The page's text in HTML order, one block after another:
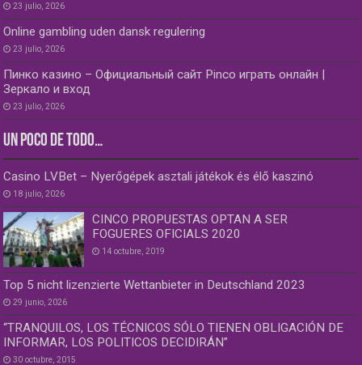
23 julio, 2026
Online gambling uden dansk regulering
23 julio, 2026
Пинко казино – Официальный сайт Pinco играть онлайн |
Зеркало и вход
23 julio, 2026
UN POCO DE TODO…
Casino LVBet – Nyerőgépek asztali játékok és élő kaszinó
18 julio, 2026
CINCO PROPUESTAS OPTAN A SER
FOGUERES OFICIALS 2020
14 octubre, 2019
Top 5 nicht lizenzierte Wettanbieter in Deutschland 2023
29 junio, 2026
“TRANQUILOS, LOS TÉCNICOS SÓLO TIENEN OBLIGACIÓN DE
INFORMAR, LOS POLITICOS DECIDIRÁN”
30 octubre, 2015